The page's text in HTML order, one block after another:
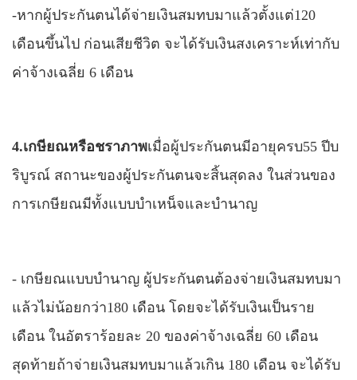
-หากผู้ประกันตนได้จ่ายเงินสมทบมาแล้วตั้งแต่120
เดือนขึ้นไป ก่อนเสียชีวิต จะได้รับเงินสงเคราะห์เท่ากับ
ค่าจ้างเฉลี่ย 6 เดือน
4.เกษียณหรือชราภาพเมื่อผู้ประกันตนมีอายุครบ55 ปีบ
ริบูรณ์ สถานะของผู้ประกันตนจะสิ้นสุดลง ในส่วนของ
การเกษียณมีทั้งแบบบำเหน็จและบำนาญ
- เกษียณแบบบำนาญ ผู้ประกันตนต้องจ่ายเงินสมทบมา
แล้วไม่น้อยกว่า180 เดือน โดยจะได้รับเงินเป็นราย
เดือน ในอัตราร้อยละ 20 ของค่าจ้างเฉลี่ย 60 เดือน
สุดท้ายถ้าจ่ายเงินสมทบมาแล้วเกิน 180 เดือน จะได้รับ